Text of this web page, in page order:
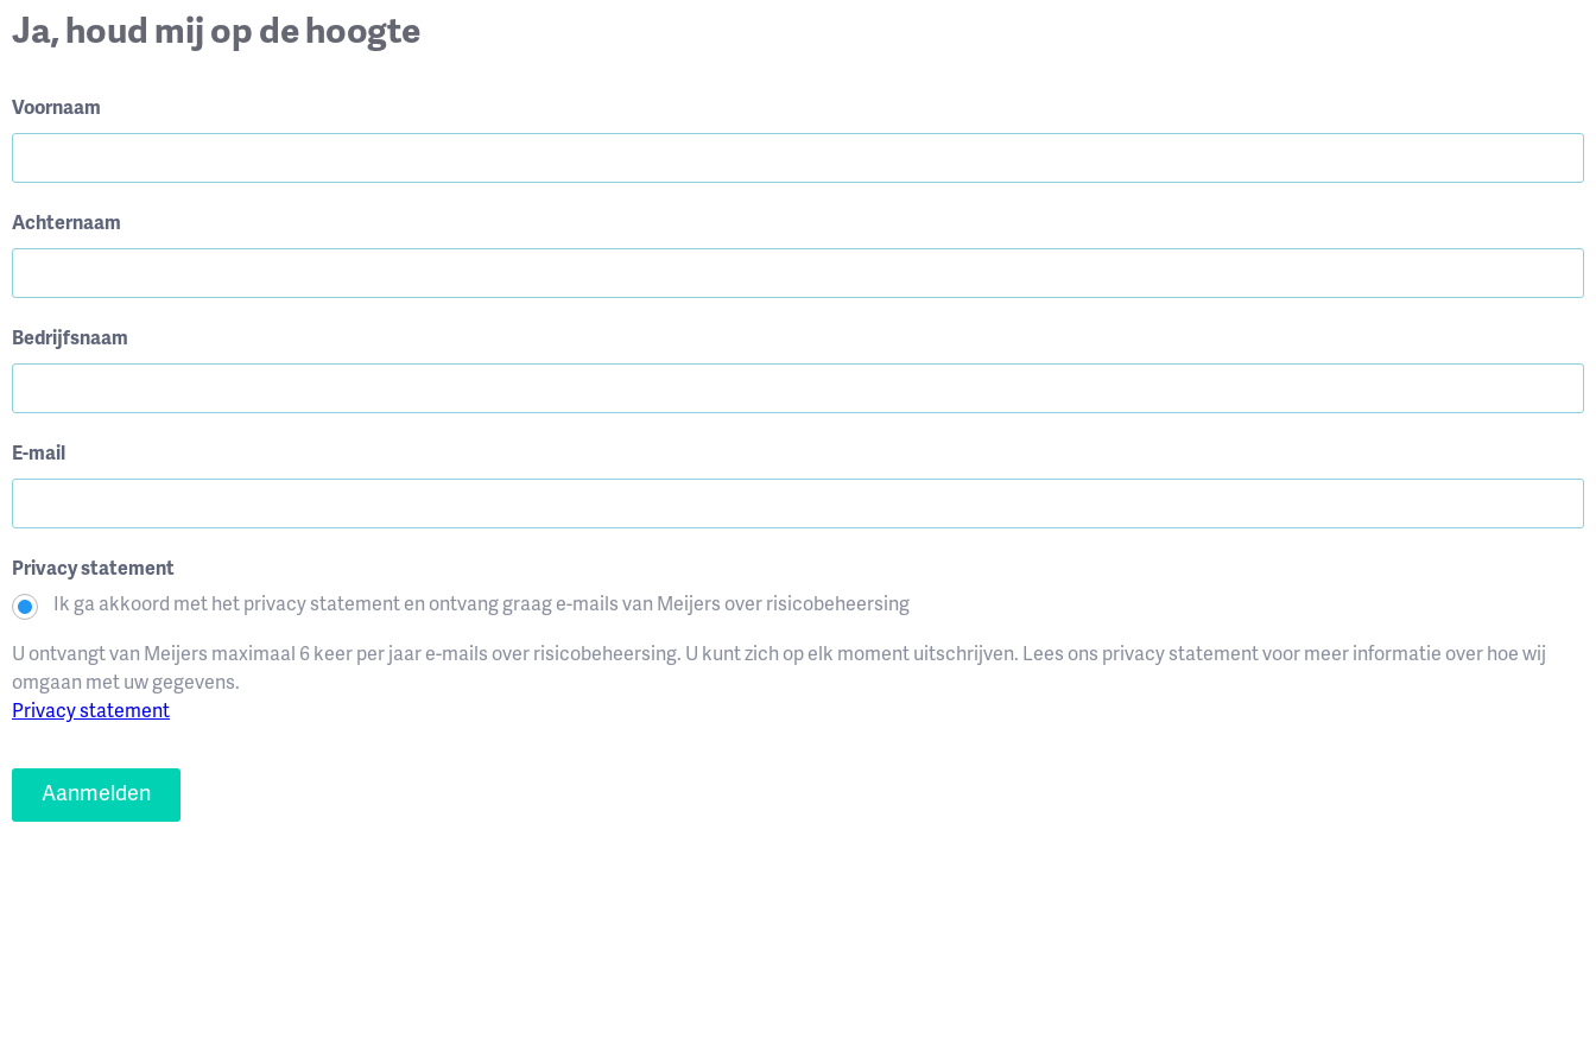
Ja, houd mij op de hoogte
Voornaam
Achternaam
Bedrijfsnaam
E-mail
Privacy statement
Ik ga akkoord met het privacy statement en ontvang graag e-mails van Meijers over risicobeheersing
U ontvangt van Meijers maximaal 6 keer per jaar e-mails over risicobeheersing. U kunt zich op elk moment uitschrijven. Lees ons privacy statement voor meer informatie over hoe wij
omgaan met uw gegevens.
Privacy statement
Aanmelden